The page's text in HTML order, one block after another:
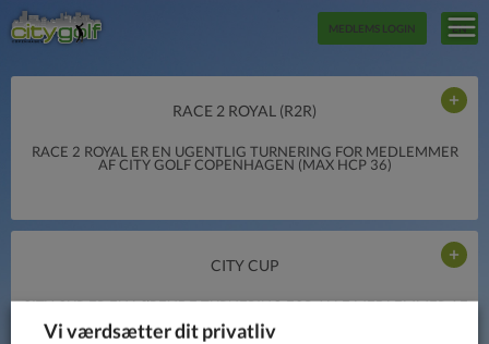
MEDLEMS LOGIN EN
RACE 2 ROYAL (R2R)
RACE 2 ROYAL ER EN UGENTLIG TURNERING FOR MEDLEMMER
AF CITY GOLF COPENHAGEN (MAX HCP 36)
CITY CUP
CITY CUP ER EN LØBENDE TURNERING FOR ALLE MEDLEMMER AF
CITY GOLF COPENHAGEN, NYE SOM GAMLE, ØVEDE SOM
MINDRE ØVEDE, DAMER SOM HERRER.
Vi værdsætter dit privatliv